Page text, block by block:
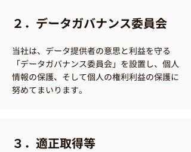
２．データガバナンス委員会
当社は、データ提供者の意思と利益を守る
「データガバナンス委員会」を設置し、個人
情報の保護、そして個人の権利利益の保護に
努めてまいります。
３．適正取得等